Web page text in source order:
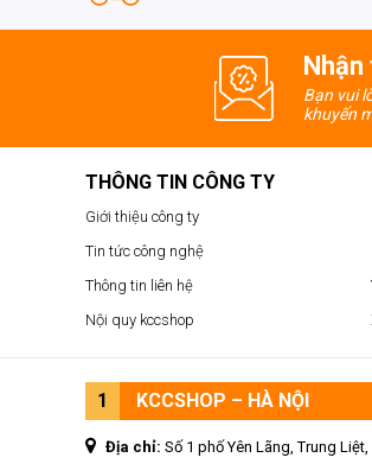
Bạn vui
khuyến
THÔNG TIN CÔNG TY
Giới thiệu công ty
Tin tức công nghệ
Thông tin liên hệ
Nội quy kccshop
1 KCCSHOP – HÀ NỘI
Địa chỉ: Số 1 phố Yên Lãng, Trung